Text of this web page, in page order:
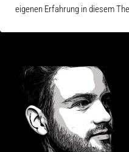
eigenen Erfahrung in diesem